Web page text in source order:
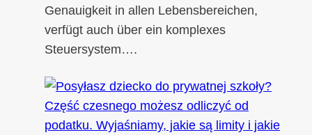
Genauigkeit in allen Lebensbereichen,
verfügt auch über ein komplexes
Steuersystem….